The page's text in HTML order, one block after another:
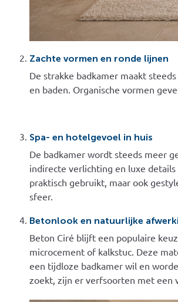
Zachte vormen en ronde lijnen
De strakke badkamer maakt
en baden. Organische vormen
Spa- en hotelgevoel in huis
De badkamer wordt steeds meer
indirecte verlichting en luxe
praktisch gebruikt, maar ook
sfeer.
Betonlook en natuurlijke
Beton Ciré blijft een populaire
microcement of kalkstuc. Deze
een tijdloze badkamer wil en
zoekt, zijn er verfsoorten met een